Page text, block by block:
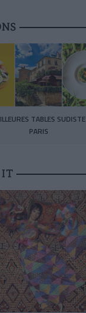
TABLES
PARIS
IT